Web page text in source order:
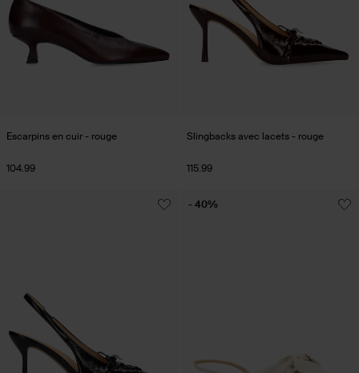
Escarpins en cuir - rouge
104.99
Slingbacks avec lacets - rouge
115.99
- 40%